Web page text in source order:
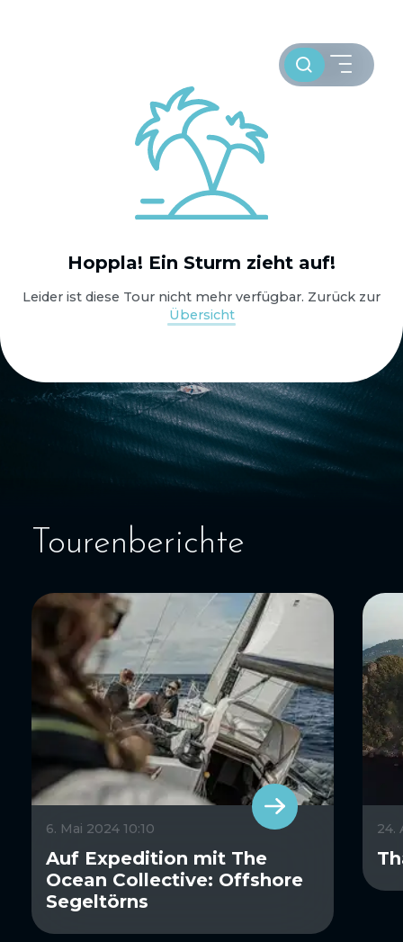
WELTWEIT SEGELN
OSTSEE SEGELTÖRNS
SERVICE
SEGELBLOG
Toursuche
Hoppla! Ein Sturm zieht auf!
Leider ist diese Tour nicht mehr verfügbar. Zurück zur
Übersicht
Tourenberichte
6. Mai 2024 10:10
Auf Expedition mit The
Ocean Collective: Offshore
Segeltörns
24.